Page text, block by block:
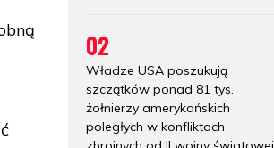
02
Władze USA poszukują
szczątków ponad 81 tys.
żołnierzy amerykańskich
poległych w konfliktach